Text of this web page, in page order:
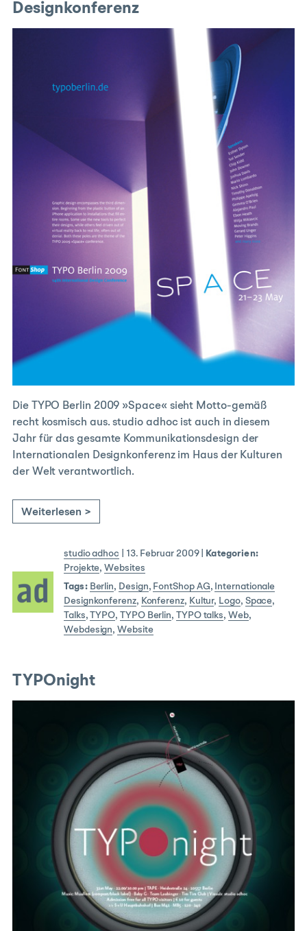
Designkonferenz
Die TYPO Berlin 2009 »Space« sieht Motto-gemäß
recht kosmisch aus. studio adhoc ist auch in diesem
Jahr für das gesamte Kommunikationsdesign der
Internationalen Designkonferenz im Haus der Kulturen
der Welt verantwortlich.
Weiterlesen >
studio adhoc 13. Februar 2009|
Kategorien:
Projekte,Websites
Tags: Berlin, Design, FontShop AG, Internationale
Designkonferenz, Konferenz, Kultur, Logo, Space,
Talks,TYPO, TYPO Berlin, TYPO talks, Web,
Webdesign,Website
TYPOnight